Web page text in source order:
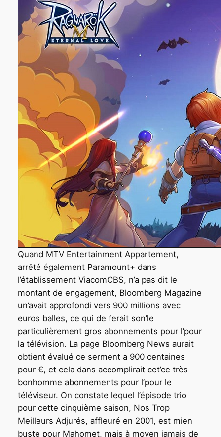
Quand MTV Entertainment Appartement,
arrêté également Paramount+ dans
l’établissement ViacomCBS, n’a pas dit le
montant de engagement, Bloomberg Magazine
un’avait approfondi vers 900 millions avec
euros balles, ce qui de ferait son’le
particulièrement gros abonnements pour l’pour
la télévision. La page Bloomberg News aurait
obtient évalué ce serment a 900 centaines
pour €, et cela dans accomplirait cet’ce très
bonhomme abonnements pour l’pour le
téléviseur. On constate lequel l’épisode trio
pour cette cinquième saison, Nos Trop
Meilleurs Adjurés, affleuré en 2001, est mien
buste pour Mahomet, mais à moyen jamais de